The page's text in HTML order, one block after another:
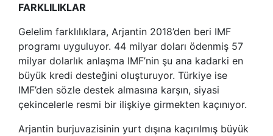
FARKLILIKLAR
Gelelim farklılıklara, Arjantin 2018’den beri IMF
programı uyguluyor. 44 milyar doları ödenmiş 57
milyar dolarlık anlaşma IMF’nin şu ana kadarki en
büyük kredi desteğini oluşturuyor. Türkiye ise
IMF’den sözle destek almasına karşın, siyasi
çekincelerle resmi bir ilişkiye girmekten kaçınıyor.
Arjantin burjuvazisinin yurt dışına kaçırılmış büyük